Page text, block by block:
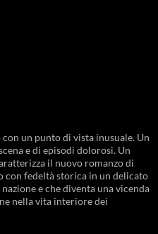
un punto di vista inusuale. Un
e di episodi dolorosi. Un
il nuovo romanzo di
con fedeltà storica in un delicato
e che diventa una vicenda
nella vita interiore dei